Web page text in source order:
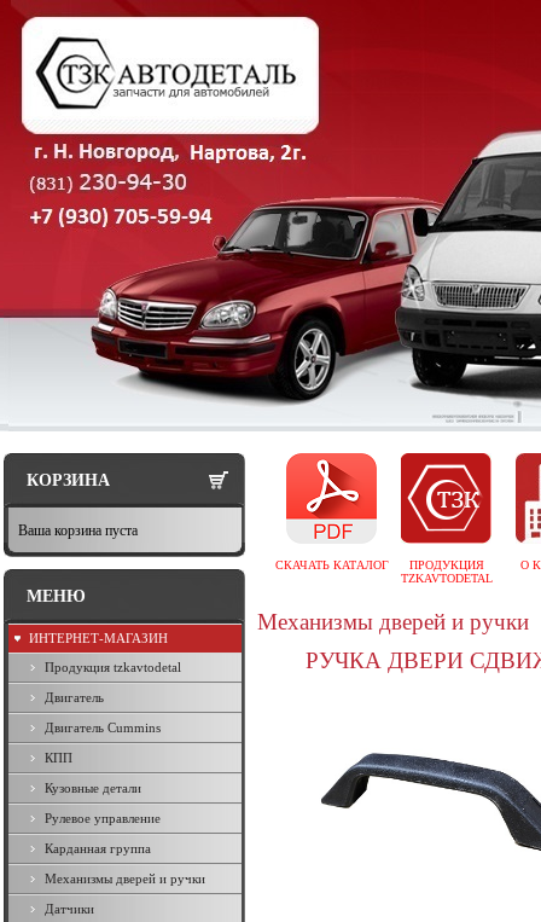
СКАЧАТЬ КАТАЛОГ
ПРОДУКЦИЯ
TZKAVTODETAL
О
Механизмы дверей и ручки
РУЧКА ДВЕРИ
КОРЗИНА
Ваша корзина пуста
МЕНЮ
ИНТЕРНЕТ-МАГАЗИН
Продукция tzkavtodetal
Двигатель
Двигатель Cummins
КПП
Кузовные детали
Рулевое управление
Карданная группа
Механизмы дверей и ручки
Датчики